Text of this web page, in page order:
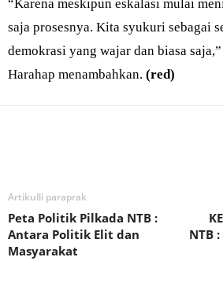
“Karena meskipun eskalasi mulai
saja prosesnya. Kita syukuri sebagai
demokrasi yang wajar dan biasa
Harahap menambahkan. (red)
Artikulli paraprak
Peta Politik Pilkada NTB :
Antara Politik Elit dan
Masyarakat
NTB :